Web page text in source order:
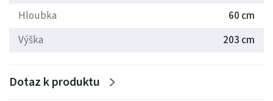
Hloubka
60 cm
Výška
203 cm
Dotaz k produktu